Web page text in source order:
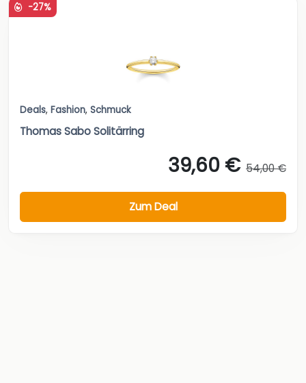
-27%
Deals, Fashion, Schmuck
Thomas Sabo Solitärring
39,60 € 54,00 €
Zum Deal